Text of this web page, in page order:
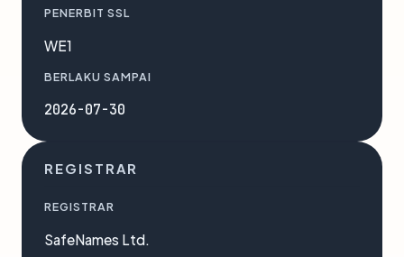
PENERBIT SSL
WE1
BERLAKU SAMPAI
2026-07-30
REGISTRAR
REGISTRAR
SafeNames Ltd.